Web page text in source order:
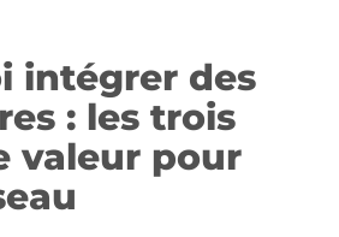
intégrer des
: les trois
valeur pour